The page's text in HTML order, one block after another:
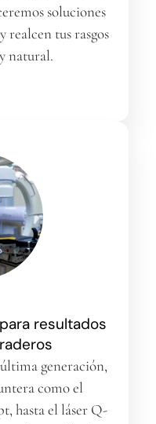
soluciones
realcen tus rasgos
natural.
para resultados
generación,
como el
hasta el láser Q-